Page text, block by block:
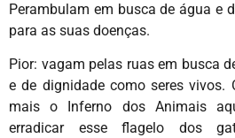
Perambulam em busca de água e
para as suas doenças.
Pior: vagam pelas ruas em busca
e de dignidade como seres vivos.
mais o Inferno dos Animais
erradicar esse flagelo dos